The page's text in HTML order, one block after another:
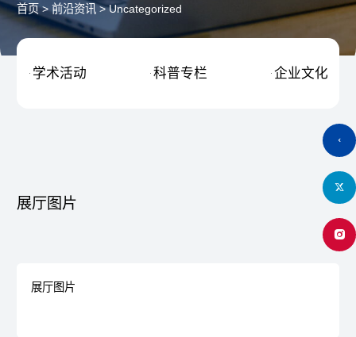
首页>前沿资讯>Uncategorized
 学术活动  科普专栏  企业文化
展厅图片
展厅图片